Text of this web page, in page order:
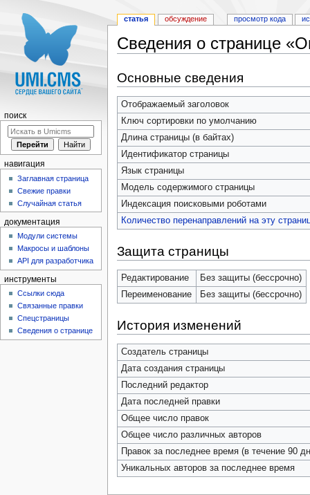
Сведения о странице
Основные сведения
Отображаемый заголовок
Ключ сортировки по умолчанию
Длина страницы (в байтах)
Идентификатор страницы
Язык страницы
Модель содержимого страницы
Индексация поисковыми роботами
Количество перенаправлений на эту
Защита страницы
Редактирование
Без защиты (бессрочно)
Переименование
Без защиты (бессрочно)
История изменений
Создатель страницы
Дата создания страницы
Последний редактор
Дата последней правки
Общее число правок
Общее число различных авторов
Правок за последнее время (в течение 90
Уникальных авторов за последнее время
статья обсуждение просмотр кода
поиск
навигация
Заглавная страница
Свежие правки
Случайная статья
документация
Модули системы
Макросы и шаблоны
API для разработчика
инструменты
Ссылки сюда
Связанные правки
Спецстраницы
Сведения о странице